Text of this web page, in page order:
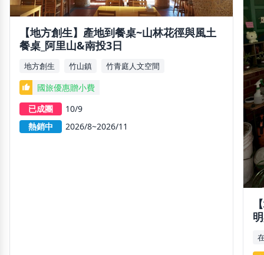
【地方創生】產地到餐桌~山林花徑與風土
餐桌_阿里山&南投3日
地方創生 竹山鎮 竹青庭人文空間
thumb_up
國旅優惠贈小費
已成團
10/9
熱銷中
2026/8~2026/11